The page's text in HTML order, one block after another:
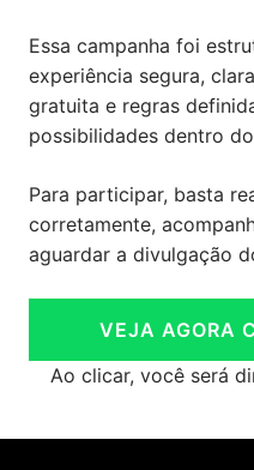
Essa campanha foi
experiência segura,
gratuita e regras
possibilidades dentro
Para participar, basta
corretamente,
aguardar a divulgação
VEJA AGORA
Ao clicar, você será